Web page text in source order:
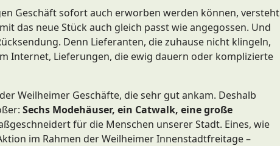
Geschäft sofort auch erworben werden können, versteht
das neue Stück auch gleich passt wie angegossen. Und
Denn Lieferanten, die zuhause nicht klingeln,
Internet, Lieferungen, die ewig dauern oder komplizierte
der Weilheimer Geschäfte, die sehr gut ankam. Deshalb
Sechs Modehäuser, ein Catwalk, eine große
für die Menschen unserer Stadt. Eines, wie
im Rahmen der Weilheimer Innenstadtfreitage –